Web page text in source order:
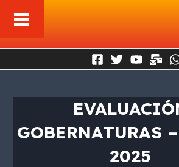
contenido
GOBERNATURAS
2025